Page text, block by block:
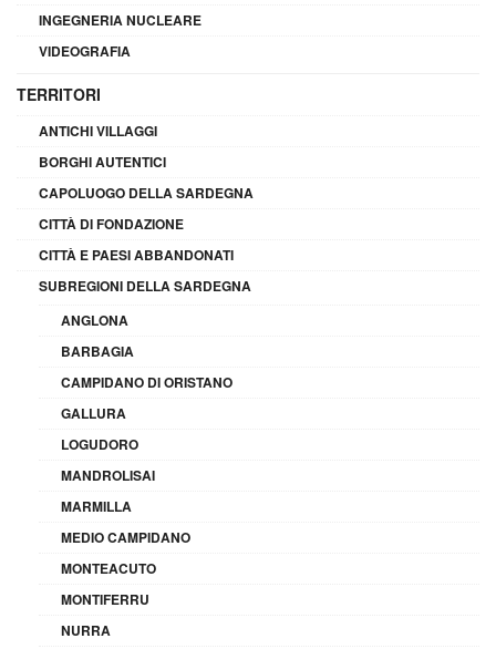
INGEGNERIA NUCLEARE
VIDEOGRAFIA
TERRITORI
ANTICHI VILLAGGI
BORGHI AUTENTICI
CAPOLUOGO DELLA SARDEGNA
CITTÀ DI FONDAZIONE
CITTÀ E PAESI ABBANDONATI
SUBREGIONI DELLA SARDEGNA
ANGLONA
BARBAGIA
CAMPIDANO DI ORISTANO
GALLURA
LOGUDORO
MANDROLISAI
MARMILLA
MEDIO CAMPIDANO
MONTEACUTO
MONTIFERRU
NURRA